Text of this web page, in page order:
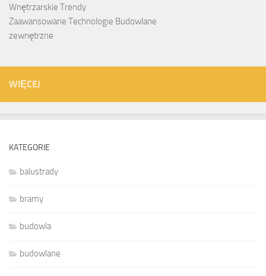
Wnętrzarskie Trendy
Zaawansowane Technologie Budowlane
zewnętrzne
WIĘCEJ
KATEGORIE
balustrady
bramy
budowla
budowlane